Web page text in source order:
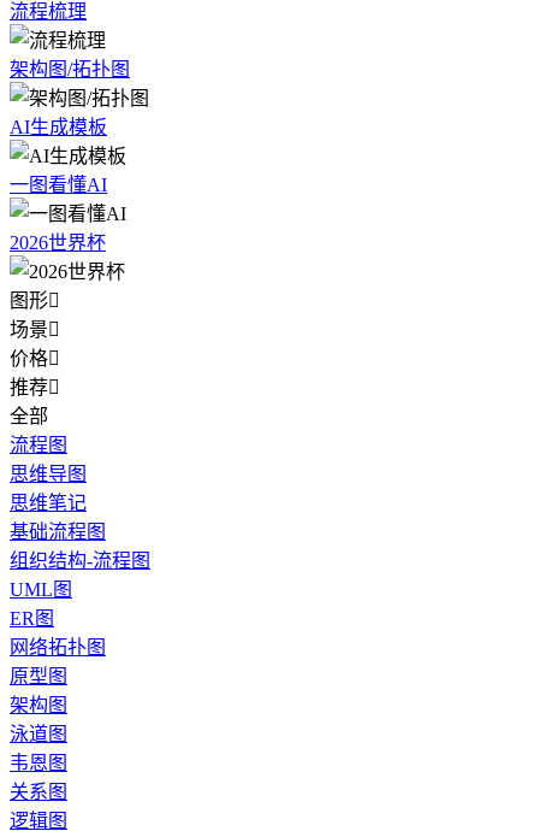
流程梳理
架构图/拓扑图
AI生成模板
一图看懂AI
2026世界杯
图形
场景
价格
推荐
全部
流程图
思维导图
思维笔记
基础流程图
组织结构-流程图
UML图
ER图
网络拓扑图
原型图
架构图
泳道图
韦恩图
关系图
逻辑图